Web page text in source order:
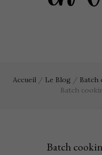
Accueil / Le Blog / Batch
Batch
Batch